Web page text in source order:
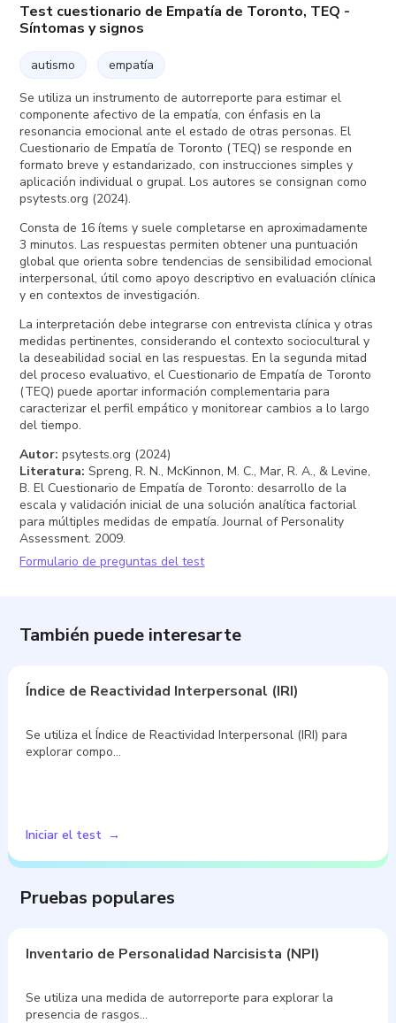
Test cuestionario de Empatía de Toronto, TEQ -
Síntomas y signos
autismo
empatía
Se utiliza un instrumento de autorreporte para estimar el
componente afectivo de la empatía, con énfasis en la
resonancia emocional ante el estado de otras personas. El
Cuestionario de Empatía de Toronto (TEQ) se responde en
formato breve y estandarizado, con instrucciones simples y
aplicación individual o grupal. Los autores se consignan como
psytests.org (2024).
Consta de 16 ítems y suele completarse en aproximadamente
3 minutos. Las respuestas permiten obtener una puntuación
global que orienta sobre tendencias de sensibilidad emocional
interpersonal, útil como apoyo descriptivo en evaluación clínica
y en contextos de investigación.
La interpretación debe integrarse con entrevista clínica y otras
medidas pertinentes, considerando el contexto sociocultural y
la deseabilidad social en las respuestas. En la segunda mitad
del proceso evaluativo, el Cuestionario de Empatía de Toronto
(TEQ) puede aportar información complementaria para
caracterizar el perfil empático y monitorear cambios a lo largo
del tiempo.
Autor: psytests.org (2024)
Literatura: Spreng, R. N., McKinnon, M. C., Mar, R. A., & Levine,
B. El Cuestionario de Empatía de Toronto: desarrollo de la
escala y validación inicial de una solución analítica factorial
para múltiples medidas de empatía. Journal of Personality
Assessment. 2009.
Formulario de preguntas del test
También puede interesarte
Índice de Reactividad Interpersonal (IRI)
Se utiliza el Índice de Reactividad Interpersonal (IRI) para
explorar compo…
Iniciar el test
Pruebas populares
Inventario de Personalidad Narcisista (NPI)
Se utiliza una medida de autorreporte para explorar la
presencia de rasgos…